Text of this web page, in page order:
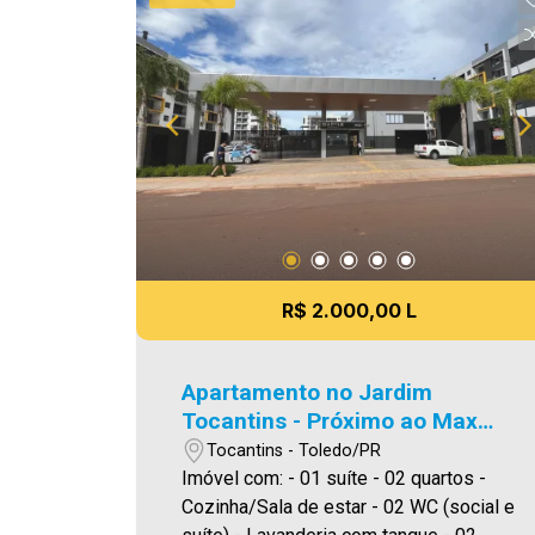
venda. Aproveite essa oportunidade,
agende uma visita! Imobiliária Ativa |
Sinta-se em casa!
R$ 2.000,00 L
Apartamento no Jardim
Tocantins - Próximo ao Max
Atacadista
Tocantins - Toledo/PR
Imóvel com: - 01 suíte - 02 quartos -
Cozinha/Sala de estar - 02 WC (social e